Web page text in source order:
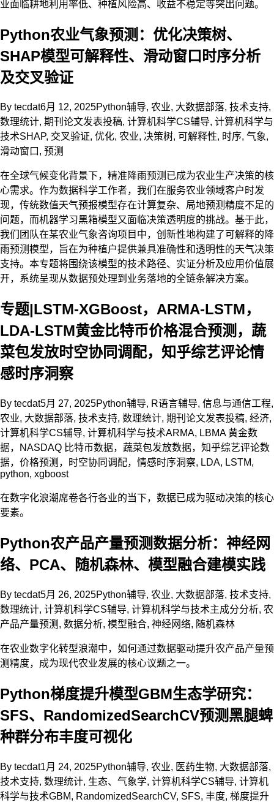
业面临耕地利用率低、种植风险高、收益不稳定等突出问题。
Python农业气象预测：优化决策树、
SHAP模型可解释性、滑动窗口时序分析
及交叉验证
By tecdat6月 12, 2025Python辅导, 农业, 大数据部落, 技术支持,
数理统计, 期刊论文发表投稿, 计算机科学CS辅导, 计算机科学与
技术SHAP, 交叉验证, 优化, 农业, 决策树, 可解释性, 时序, 气象,
滑动窗口 , 预测
在全球气候变化背景下，精准降雨预测已成为农业生产决策的核
心需求。作为数据科学工作者，我们在服务农业领域客户时发
现，传统数值天气预报模型存在计算复杂、局地预测精度不足的
问题，而机器学习黑箱模型又面临决策透明度的挑战。基于此，
我们团队在某农业气象咨询项目中，创新性地构建了可解释的降
雨预测模型，旨在为种植户提供兼具准确性和透明性的天气决策
支持。本专题将围绕该模型的技术路径、实证分析及应用价值展
开，系统呈现从数据预处理到业务落地的全链条解决方案。
专题|LSTM-XGBoost，ARMA-LSTM，
LDA-LSTM黄金比特币价格混合预测，蔬
菜包发放时空协同调配，知乎综艺评论情
感时序洞察
By tecdat5月 27, 2025Python辅导, R语言辅导, 信息与通信工程,
农业, 大数据部落, 技术支持, 数理统计, 期刊论文发表投稿, 经济,
计算机科学CS辅导, 计算机科学与技术ARMA, LBMA 黄金数
据，NASDAQ 比特币数据，蔬菜包发放数据，知乎综艺评论数
据，价格预测，时空协同调配，情感时序洞察, LDA, LSTM,
python, xgboost
在数字化浪潮席卷各行各业的当下，数据已成为驱动决策的核心
要素。
Python农产品产量预测数据分析：神经网
络、PCA、随机森林、模型融合建模实践
By tecdat5月 26, 2025Python辅导, 农业, 大数据部落, 技术支持,
数理统计, 计算机科学CS辅导, 计算机科学与技术主成分分析, 农
产品产量预测 , 数据分析, 模型融合, 神经网络, 随机森林
在农业数字化转型浪潮中，如何通过数据驱动提升农产品产量预
测精度，成为现代农业发展的核心议题之一。
Python梯度提升模型GBM生态学研究：
SFS、RandomizedSearchCV预测黑腿蜱
种群分布丰度可视化
By tecdat1月 24, 2025Python辅导, 农业, 医药生物, 大数据部落,
技术支持, 数理统计, 生态、气象学, 计算机科学CS辅导, 计算机
科学与技术GBM, RandomizedSearchCV, SFS, 丰度, 梯度提升